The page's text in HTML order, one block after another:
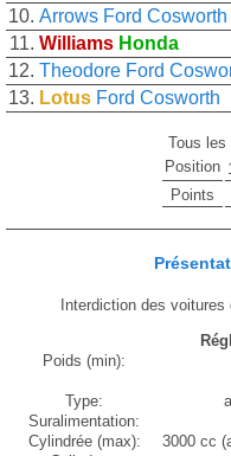
10. Arrows Ford Cosworth
11. Williams Honda
12. Theodore Ford
13. Lotus Ford Cosworth
Tous les
Position
Points
Interdiction des
Poids (min):
Type:
Suralimentation:
Cylindrée (max):
3000 cc